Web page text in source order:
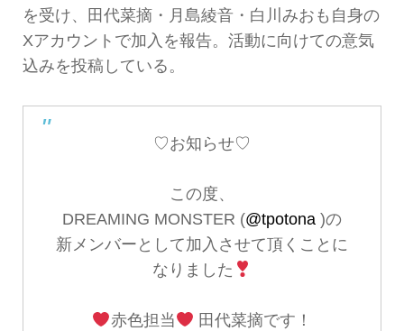
を受け、田代菜摘・月島綾音・白川みおも自身の
Xアカウントで加入を報告。活動に向けての意気
込みを投稿している。
♡お知らせ♡
この度、
DREAMING MONSTER (@tpotona )の
新メンバーとして加入させて頂くことに
なりました
赤色担当 田代菜摘です！